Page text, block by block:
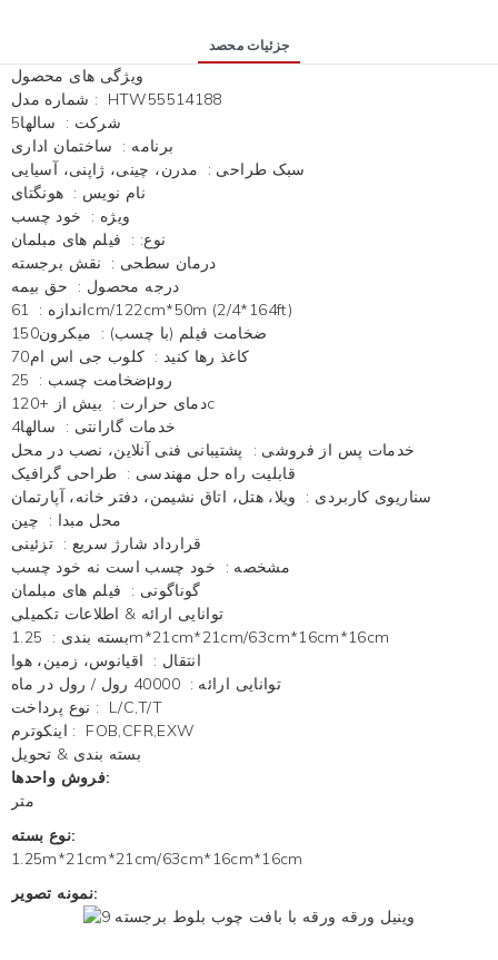
جزئیات محصد
ویژگی های محصول
:
HTW55514188
شرکت :
سالها5
برنامه :
ساختمان اداری
سبک طراحی :
مدرن، چینی، ژاپنی، آسیایی
نام نویس : هونگتای
ویژه :
خود چسب
نوع: :
فیلم های مبلمان
درمان سطحی :
نقش برجسته
درجه محصول :
حق بیمه
اندازه :
61cm/122cm*50m (2/4*164ft)
ضخامت فیلم (با چسب) :
میکرون150
کاغذ رها کنید : کلوب جی اس ام70
ضخامت چسب :
25μرو
دمای حرارت :
بیش از +120c
خدمات گارانتی :
سالها4
خدمات پس از فروشی :
پشتیبانی فنی آنلاین، نصب در محل
قابلیت راه حل مهندسی : طراحی گرافیک
سناریوی کاربردی :
ویلا، هتل، اتاق نشیمن، دفتر خانه، آپارتمان
محل مبدا :
چین
قرارداد شارژ سریع : تزئینی
مشخصه :
خود چسب است نه خود چسب
گوناگونی :
فیلم های مبلمان
توانایی ارائه & اطلاعات تکمیلی
بسته بندی :
1.25m*21cm*21cm/63cm*16cm*16cm
انتقال :
اقیانوس، زمین، هوا
توانایی ارائه : 40000 رول / رول در ماه
:
L/C,T/T
:
FOB,CFR,EXW
بسته بندی & تحویل
فروش واحدها:
متر
نوع بسته:
1.25m*21cm*21cm/63cm*16cm*16cm
نمونه تصویر: